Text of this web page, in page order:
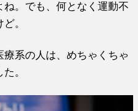
。でも、何となく運動不
。
系の人は、めちゃくちゃ
。